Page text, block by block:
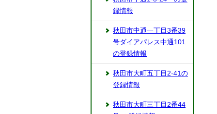
録情報
秋田市中通一丁目3番39
号ダイアパレス中通101
の登録情報
秋田市大町五丁目2-41の
登録情報
秋田市大町三丁目2番44